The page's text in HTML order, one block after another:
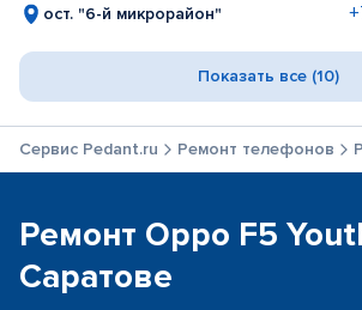
ост. "6-й микрорайон"
Показать все (10)
Сервис Pedant.ru Ремонт телефонов
Ремонт Oppo F5
Саратове